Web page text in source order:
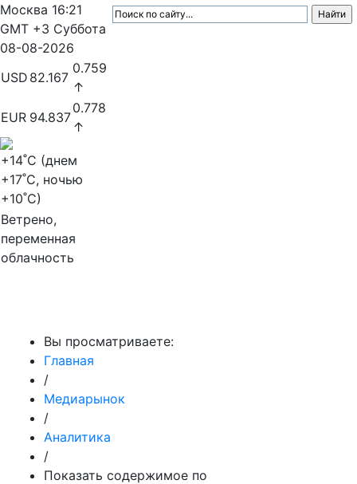
Москва 16:21
GMT +3 Суббота
08-08-2026
USD 82.167
0.759
↑
EUR 94.837
0.778
↑
+14˚C (днем
+17˚C, ночью
+10˚C)
Ветрено,
переменная
облачность
Вы просматриваете:
Главная
/
Медиарынок
/
Аналитика
/
Показать содержимое по